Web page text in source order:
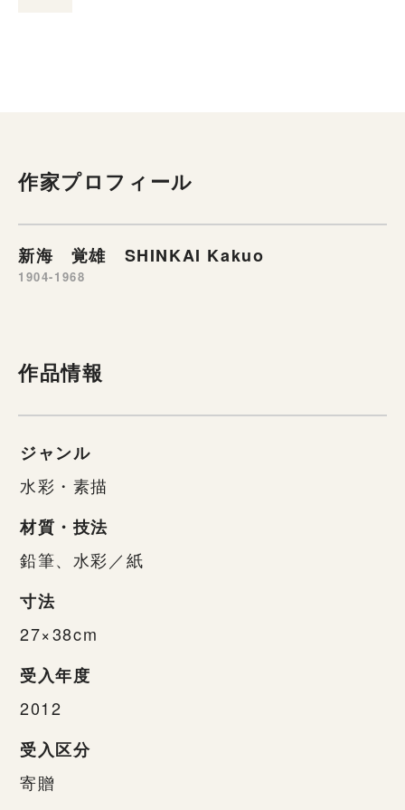
作家プロフィール
新海 覚雄 SHINKAI Kakuo
1904-1968
作品情報
ジャンル
水彩・素描
材質・技法
鉛筆、水彩／紙
寸法
27×38cm
受入年度
2012
受入区分
寄贈